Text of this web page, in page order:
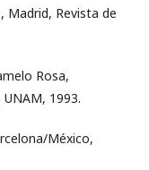
Madrid, Revista de
Rosa,
1993.
México,